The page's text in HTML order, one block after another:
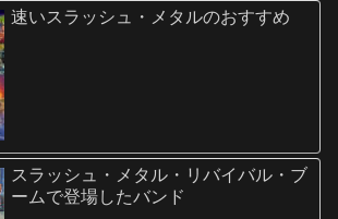
速いスラッシュ・メタルのおすすめ
スラッシュ・メタル・リバイバル・ブ
ームで登場したバンド